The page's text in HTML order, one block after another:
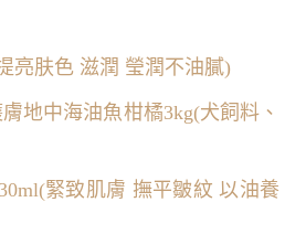
亮肤色 滋潤 瑩潤不油膩)
地中海油魚柑橘3kg(犬飼料、
緊致肌膚 撫平皺紋 以油養